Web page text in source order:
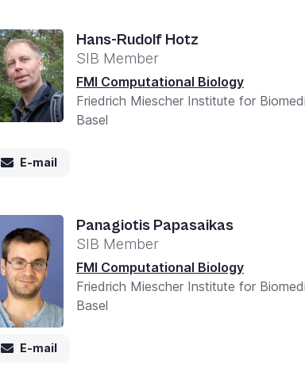
Hans-Rudolf Hotz
SIB Member
FMI Computational Biology
Friedrich Miescher Institute for
Basel
E-mail
Panagiotis Papasaikas
SIB Member
FMI Computational Biology
Friedrich Miescher Institute for
Basel
E-mail